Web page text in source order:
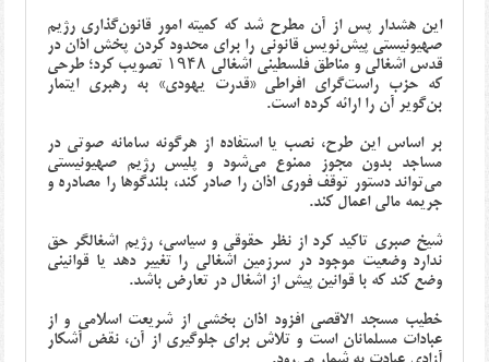
این هشدار پس از آن مطرح شد که کمیته امور قانون‌گذاری رژیم
صهیونیستی پیش‌نویس قانونی را برای محدود کردن پخش اذان در
قدس اشغالی و مناطق فلسطینی اشغالی ۱۹۴۸ تصویب کرد؛ طرحی
که حزب راست‌گرای افراطی «قدرت یهودی» به رهبری ایتمار
بن‌گویر آن را ارائه کرده است.
بر اساس این طرح، نصب یا استفاده از هرگونه سامانه صوتی در
مساجد بدون مجوز ممنوع می‌شود و پلیس رژیم صهیونیستی
می‌تواند دستور توقف فوری اذان را صادر کند، بلندگوها را مصادره و
جریمه مالی اعمال کند.
شیخ صبری تاکید کرد از نظر حقوقی و سیاسی، رژیم اشغالگر حق
ندارد وضعیت موجود در سرزمین اشغالی را تغییر دهد یا قوانینی
وضع کند که با قوانین پیش از اشغال در تعارض باشد.
خطیب مسجد الاقصی افزود اذان بخشی از شریعت اسلامی و از
عبادات مسلمانان است و تلاش برای جلوگیری از آن، نقض آشکار